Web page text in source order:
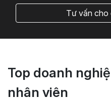
Tư vấn cho
Top doanh
nhân viên